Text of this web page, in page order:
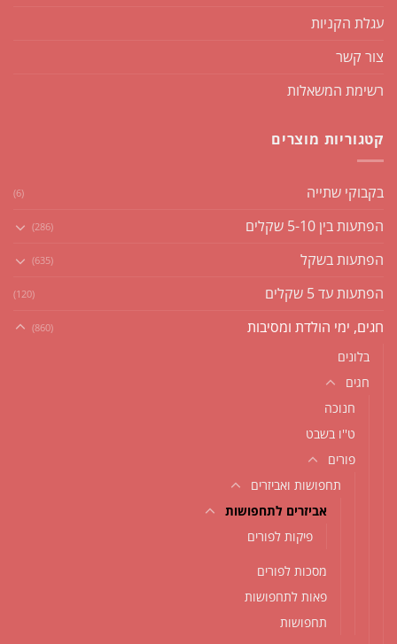
עגלת הקניות
צור קשר
רשימת המשאלות
קטגוריות מוצרים
בקבוקי שתייה (6)
הפתעות בין 5-10 שקלים (286)
הפתעות בשקל (635)
הפתעות עד 5 שקלים (120)
חגים, ימי הולדת ומסיבות (860)
בלונים
חגים
חנוכה
ט''ו בשבט
פורים
תחפושות ואביזרים
אביזרים לתחפושות
פיקות לפורים
מסכות לפורים
פאות לתחפושות
תחפושות